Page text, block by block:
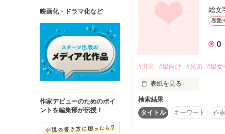
詳しく検索
ジャンル
ステータス
総文
恋愛(
0
#男男 #腐向け #兄弟 #腐女
表紙を見る
「ごめん、もう……無理
検索結果
タイトル
キーワード 作
映画化・ドラマ化など
作家デビューのためのポイ
ントを編集部が伝授！